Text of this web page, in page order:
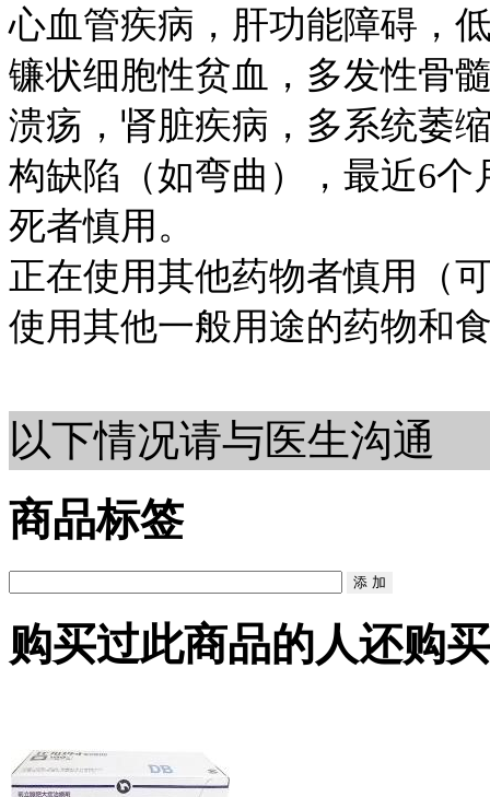
心血管疾病，肝功能障碍，
镰状细胞性贫血，多发性骨
溃疡，肾脏疾病，多系统萎
构缺陷（如弯曲），最近6
死者慎用。
正在使用其他药物者慎用（
使用其他一般用途的药物和
以下情况请与医生沟通
商品标签
购买过此商品的人还购